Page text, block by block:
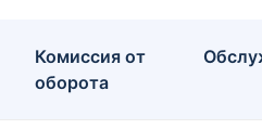
Комиссия от
оборота